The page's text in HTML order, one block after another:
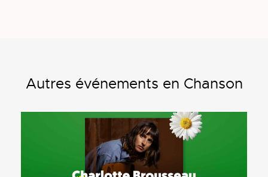
Autres événements en Chanson